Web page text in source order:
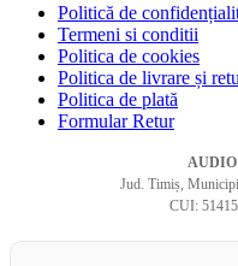
Politică de
Termeni si conditii
Politica de cookies
Politica de livrare și
Politica de plată
Formular Retur
Jud. Timiș,
CUI: